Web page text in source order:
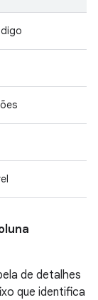
de detalhes
que identifica